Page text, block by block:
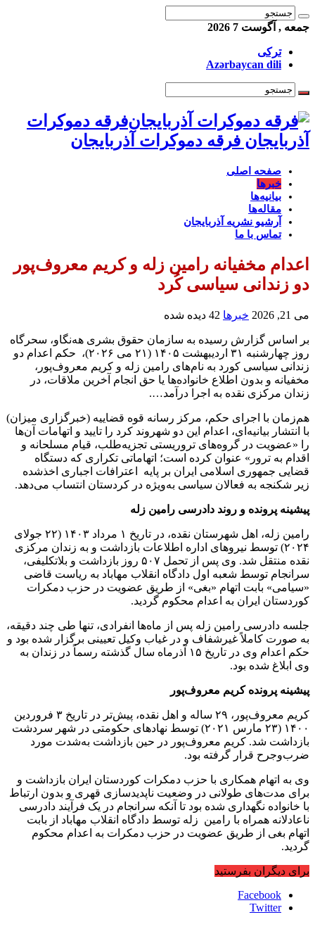
جمعه , آگوست 7 2026
ترکی
Azərbaycan dili
فرقه دموکرات
آذربایجان فرقه دموکرات آذربایجان
صفحه اصلی
خبرها
بیانیه‌ها
مقاله‌ها
آرشیو نشریه آذربایجان
تماس با ما
اعدام مخفیانه رامین زله و کریم معروف‌پور
دو زندانی سیاسی کُرد
می 21, 2026 خبرها 42 دیده شده
بر اساس گزارش رسیده به سازمان حقوق بشری هه‌نگاو، سحرگاه
روز چهارشنبه ۳۱ اردیبهشت ۱۴۰۵ (۲۱ می ۲۰۲۶)، حکم اعدام دو
زندانی سیاسی کورد به نام‌های رامین زله و کریم معروف‌پور،
مخفیانه و بدون اطلاع خانواده‌ها یا حق انجام آخرین ملاقات، در
زندان مرکزی نقده به اجرا درآمد….
هم‌زمان با اجرای حکم، مرکز رسانه قوه قضاییه (خبرگزاری میزان)
با انتشار بیانیه‌ای، اعدام این دو شهروند کرد را تایید و اتهامات آن‌ها
را «عضویت در گروه‌های تروریستی تجزیه‌طلب، قیام مسلحانه و
اقدام به ترور» عنوان کرده است؛ اتهاماتی تکراری که دستگاه
قضایی جمهوری اسلامی ایران بر پایه اعترافات اجباری اخذشده
زیر شکنجه به فعالان سیاسی به‌ویژه در کردستان انتساب می‌دهد.
پیشینه پرونده و روند دادرسی رامین زله
رامین زله، اهل شهرستان نقده، در تاریخ ۱ مرداد ۱۴۰۳ (۲۲ جولای
۲۰۲۴) توسط نیروهای اداره اطلاعات بازداشت و به زندان مرکزی
نقده منتقل شد. وی پس از تحمل ۵۰۷ روز بازداشت و بلاتکلیفی،
سرانجام توسط شعبه اول دادگاه انقلاب مهاباد به ریاست قاضی
«سیامی» بابت اتهام «بغی» از طریق عضویت در حزب دمکرات
کوردستان ایران به اعدام محکوم گردید.
جلسه دادرسی رامین زله پس از ماه‌ها انفرادی، تنها طی چند دقیقه،
به صورت کاملاً غیرشفاف و در غیاب وکیل تعیینی برگزار شده بود و
حکم اعدام وی در تاریخ ۱۵ آذرماه سال گذشته رسماً در زندان به
وی ابلاغ شده بود.
پیشینه پرونده کریم معروف‌پور
کریم معروف‌پور، ۲۹ ساله و اهل نقده، پیش‌تر در تاریخ ۳ فروردین
۱۴۰۰ (۲۳ مارس ۲۰۲۱) توسط نهادهای حکومتی در شهر سردشت
بازداشت شد. کریم معروف‌پور در حین بازداشت به‌شدت مورد
ضرب‌وجرح قرار گرفته بود.
وی به اتهام همکاری با حزب دمکرات کوردستان ایران بازداشت و
برای مدت‌های طولانی در وضعیت ناپدیدسازی قهری و بدون ارتباط
با خانواده نگهداری شده بود تا آنکه سرانجام در یک فرآیند دادرسی
ناعادلانه همراه با رامین زله توسط دادگاه انقلاب مهاباد از بابت
اتهام بغی از طریق عضویت در حزب دمکرات به اعدام محکوم
گردید.
برای دیگران بفرستید
Facebook
Twitter